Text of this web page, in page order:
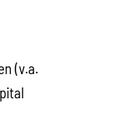
(v.a.